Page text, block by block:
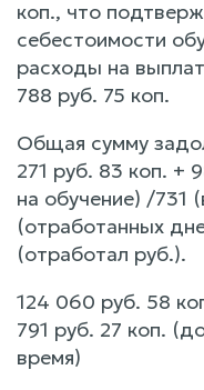
коп., что
себестоимости
расходы на
788 руб. 75 коп.
Общая сумму
271 руб. 83 коп. +
на обучение) /731
(отработанных
(отработал руб.).
124 060 руб. 58
791 руб. 27 коп.
время)